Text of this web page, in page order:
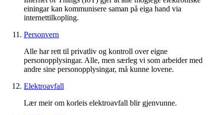
einingar kan kommunisere saman på eiga hand via
internettilkopling.
Personvern
Alle har rett til privatliv og kontroll over eigne
personopplysingar. Alle, men særleg vi som arbeider med
andre sine personopplysingar, må kunne lovene.
Elektroavfall
Lær meir om korleis elektroavfall blir gjenvunne.